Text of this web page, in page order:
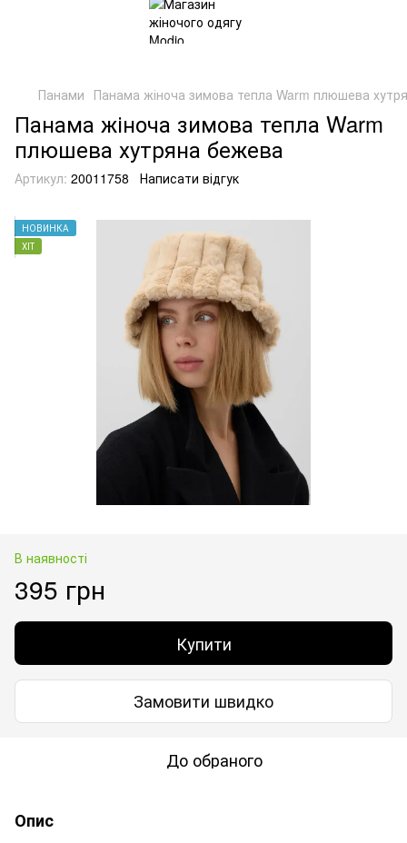
Панами Панама жіноча зимова тепла Warm плюшева
Панама жіноча зимова тепла Warm
плюшева хутряна бежева
Артикул: 20011758 Написати відгук
НОВИНКА
ХІТ
В наявності
395 грн
Купити
Замовити швидко
До обраного
Опис